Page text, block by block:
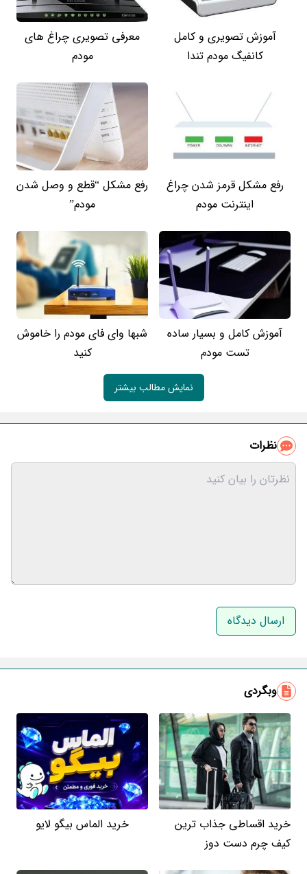
آموزش تصویری و کامل
کانفیگ مودم تندا
معرفی تصویری چراغ های
مودم
رفع مشکل قرمز شدن چراغ
اینترنت مودم
رفع مشکل “قطع و وصل شدن
مودم”
آموزش کامل و بسیار ساده
تست مودم
شبها وای فای مودم را خاموش
کنید
نمایش مطالب بیشتر
نظرات
نام و نام خانوادگی
وبگردی
خرید اقساطی جذاب ترین
کیف چرم دست دوز
خرید الماس بیگو لایو